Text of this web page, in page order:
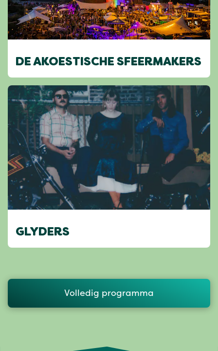
DE AKOESTISCHE SFEERMAKERS
GLYDERS
Volledig programma